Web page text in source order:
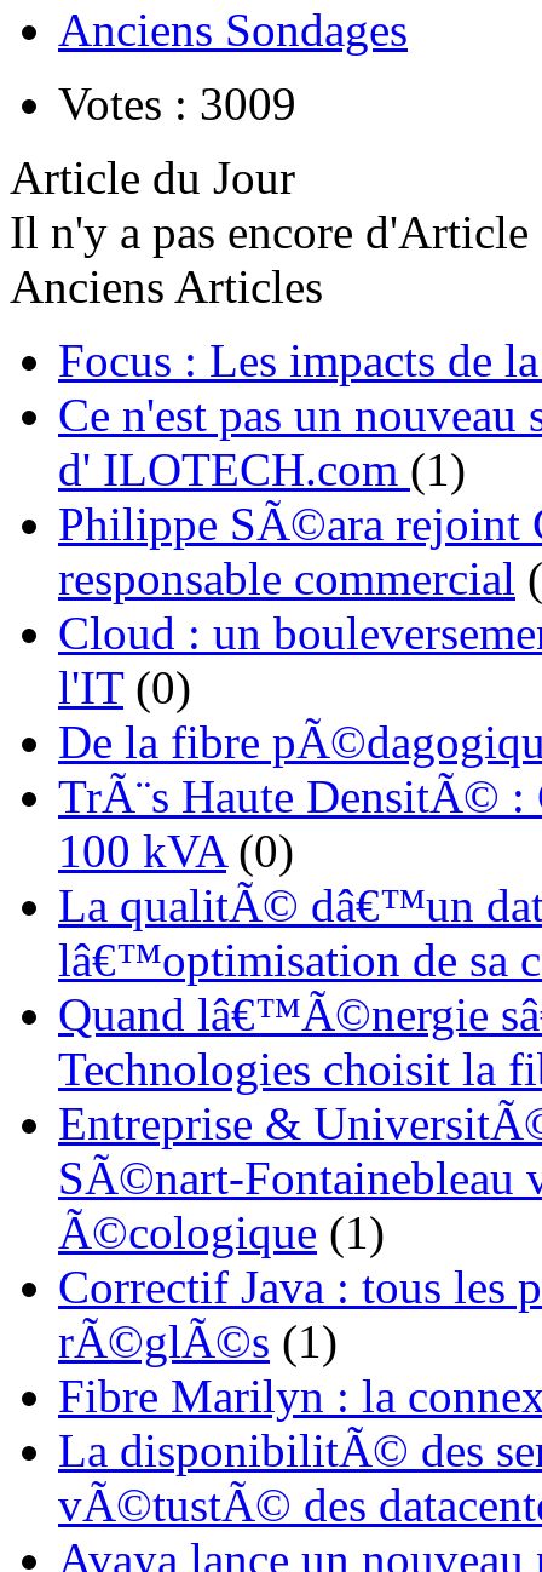
Anciens Sondages
Votes : 3009
Article du Jour
Il n'y a pas encore d'Article
Anciens Articles
Focus : Les impacts de
Ce n'est pas un
d' ILOTECH.com (1)
Philippe SÃ©ara rejoint
responsable commercial
Cloud : un
l'IT(0)
De la fibre
TrÃ¨s Haute DensitÃ© :
100 kVA(0)
La qualitÃ© dâ€™un
lâ€™optimisation de sa
Quand lâ€™Ã©nergie
Technologies choisit la
Entreprise &
SÃ©nart-Fontainebleau
Ã©cologique (1)
Correctif Java : tous les
rÃ©glÃ©s (1)
Fibre Marilyn : la
La disponibilitÃ© des
vÃ©tustÃ© des
Avaya lance un nouveau